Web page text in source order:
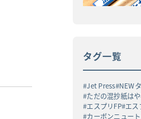
タグ一覧
Jet Press NEW
ただの混抄紙は
エスプリFP エス
カーボンニュー